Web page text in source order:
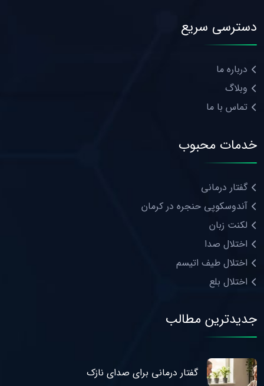
دسترسی سریع
درباره ما
وبلاگ
تماس با ما
خدمات محبوب
گفتار درمانی
آندوسکوپی حنجره در کرمان
لکنت زبان
اختلال صدا
اختلال طیف اتیسم
اختلال بلع
جدیدترین مطالب
گفتار درمانی برای صدای نازک